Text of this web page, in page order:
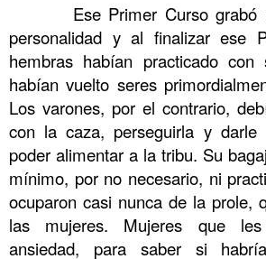
Ese Primer Curso grabó
personalidad y al finalizar ese
hembras habían practicado
habían vuelto seres
Los varones, por el contrario,
con la caza, perseguirla y
poder alimentar a la tribu. Su
mínimo, por no necesario, ni
ocuparon casi nunca de la prole,
las mujeres. Mujeres que
ansiedad, para saber si